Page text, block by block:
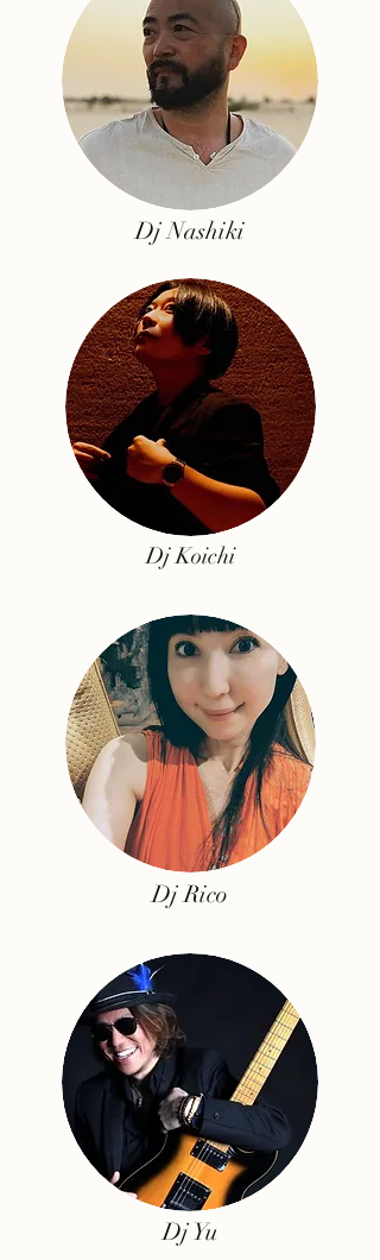
Dj Nashiki
Dj Koichi
DjRico
Dj Yu